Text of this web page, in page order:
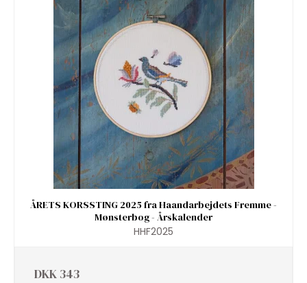
ÅRETS KORSSTING 2025 fra Haandarbejdets Fremme -
Mønsterbog - Årskalender
HHF2025
DKK 343